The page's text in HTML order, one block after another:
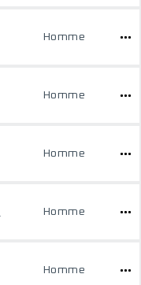
Homme
Homme
Homme
Homme
Homme